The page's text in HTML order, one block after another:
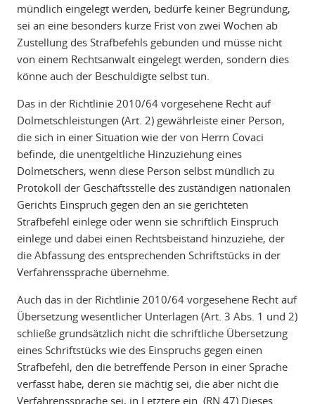
mündlich eingelegt werden, bedürfe keiner Begründung,
sei an eine besonders kurze Frist von zwei Wochen ab
Zustellung des Strafbefehls gebunden und müsse nicht
von einem Rechtsanwalt eingelegt werden, sondern dies
könne auch der Beschuldigte selbst tun.
Das in der Richtlinie 2010/64 vorgesehene Recht auf
Dolmetschleistungen (Art. 2) gewährleiste einer Person,
die sich in einer Situation wie der von Herrn Covaci
befinde, die unentgeltliche Hinzuziehung eines
Dolmetschers, wenn diese Person selbst mündlich zu
Protokoll der Geschäftsstelle des zuständigen nationalen
Gerichts Einspruch gegen den an sie gerichteten
Strafbefehl einlege oder wenn sie schriftlich Einspruch
einlege und dabei einen Rechtsbeistand hinzuziehe, der
die Abfassung des entsprechenden Schriftstücks in der
Verfahrenssprache übernehme.
Auch das in der Richtlinie 2010/64 vorgesehene Recht auf
Übersetzung wesentlicher Unterlagen (Art. 3 Abs. 1 und 2)
schließe grundsätzlich nicht die schriftliche Übersetzung
eines Schriftstücks wie des Einspruchs gegen einen
Strafbefehl, den die betreffende Person in einer Sprache
verfasst habe, deren sie mächtig sei, die aber nicht die
Verfahrenssprache sei, in Letztere ein. (RN 47) Dieses